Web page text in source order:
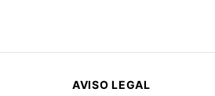
AVISO LEGAL